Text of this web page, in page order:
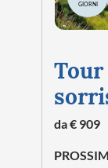
GIORNI
da € 909